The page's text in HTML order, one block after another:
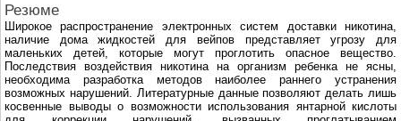
Резюме
Широкое распространение электронных систем доставки никотина,
наличие дома жидкостей для вейпов представляет угрозу для
маленьких детей, которые могут проглотить опасное вещество.
Последствия воздействия никотина на организм ребенка не ясны,
необходима разработка методов наиболее раннего устранения
возможных нарушений. Литературные данные позволяют делать лишь
косвенные выводы о возможности использования янтарной кислоты